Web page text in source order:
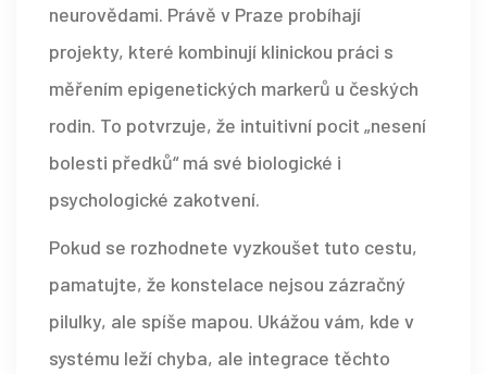
neurovědami. Právě v Praze probíhají
projekty, které kombinují klinickou práci s
měřením epigenetických markerů u českých
rodin. To potvrzuje, že intuitivní pocit „nesení
bolesti předků“ má své biologické i
psychologické zakotvení.
Pokud se rozhodnete vyzkoušet tuto cestu,
pamatujte, že konstelace nejsou zázračný
pilulky, ale spíše mapou. Ukážou vám, kde v
systému leží chyba, ale integrace těchto